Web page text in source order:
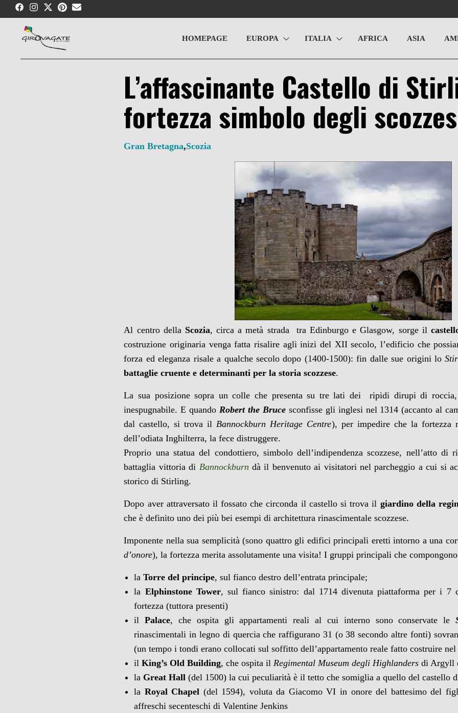
Skip
content
HOMEPAGE EUROPA ITALIA AFRICA ASIA
L’affascinante Castello di
fortezza simbolo degli
Gran Bretagna,Scozia
Al centro della Scozia, circa a metà strada tra Edinburgo e Glasgow, sorge il
costruzione originaria venga fatta risalire agli inizi del XII secolo, l’edificio che
forza ed eleganza risale a qualche secolo dopo (1400-1500): fin dalle sue origini lo
battaglie cruente e determinanti per la storia scozzese.
La sua posizione sopra un colle che presenta su tre lati dei ripidi dirupi di roccia,
inespugnabile. E quandoRobert the Brucesconfisse gli inglesi nel 1314 (accanto al
dal castello, si trova ilBannockburn Heritage Centre), per impedire che la fortezza
dell’odiata Inghilterra, la fece distruggere.
Proprio una statua del condottiero, simbolo dell’indipendenza scozzese, nell’atto di
battaglia vittoria di Bannockburndà il benvenuto ai visitatori nel parcheggio a cui si
storico di Stirling.
Dopo aver attraversato il fossato che circonda il castello si trova il giardino della
che è definito uno dei più bei esempi di architettura rinascimentale scozzese.
Imponente nella sua semplicità (sono quattro gli edifici principali eretti intorno a una
d’onore), la fortezza merita assolutamente una visita! I gruppi principali che
laTorre del principe, sul fianco destro dell’entrata principale;
la Elphinstone Tower, sul fianco sinistro: dal 1714 divenuta piattaforma per i 7
fortezza (tuttora presenti)
ilPalace, che ospita gli appartamenti reali al cui interno sono conservate le
rinascimentali in legno di quercia che raffigurano 31 (o 38 secondo altre fonti)
(un tempo i tondi erano collocati sul soffitto dell’appartamento reale fatto costruire
ilKing’s Old Building, che ospita ilRegimental Museum degli Highlanders di Argyll
la Great Hall (del 1500) la cui peculiarità è il tetto che somiglia a quello del castello
la Royal Chapel (del 1594), voluta da Giacomo VI in onore del battesimo del
affreschi secenteschi di Valentine Jenkins